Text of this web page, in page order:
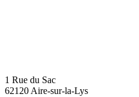
1 Rue du Sac
62120 Aire-sur-la-Lys